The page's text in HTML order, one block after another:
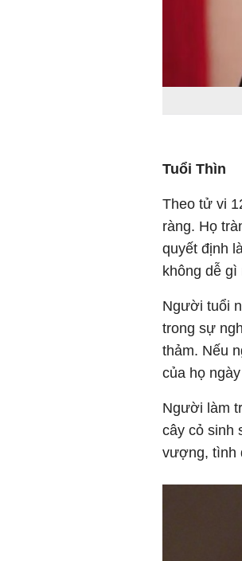
Tuổi Thìn
Theo tử vi
ràng. Họ
quyết định
không dễ gì
Người tuổi
trong sự
thảm. Nếu
của họ
Người làm
cây cỏ sinh
vượng, tình